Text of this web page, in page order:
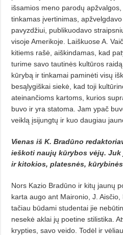
išsamios meno parodų
tinkamas įvertinimas,
pavyz­džiui, publikuodavo
visoje Amerikoje. Laiškuose A.
kitiems rašė, aiškindamas, kad
turime savo tautinės kultūros
kū­rybą ir tinkamai paminėti visų
besąlygiškai siekė, kad toji
ateinančioms kartoms, kurios
buvo ir yra statoma. Jam ypač
veiklą įsijungtų ir kuo daugiau
Vienas iš K. Bradūno
ieškoti naujų kūrybos vėjų.
ir kitokios, pla­tesnės,
Nors Kazio Bradūno ir kitų jau­nų
kar­ta augo ant Maironio, J. Aisčio,
tačiau būdami studentai jie
nesekė aklai jų poetine stilistika.
krypties, savo veido. Todėl ir